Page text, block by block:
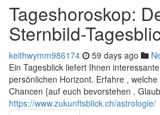
Tageshoroskop:
Sternbild-
keithwymm986174 59 days ago
Ein Tagesblick liefert Ihnen
persönlichen Horizont. Erfahre ,
Chancen {auf euch bevorstehen .
https://www.zukunftsblick.ch/astrologie/